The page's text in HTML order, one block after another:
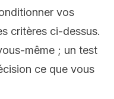
vos
critères ci-dessus.
même ; un test
ce que vous